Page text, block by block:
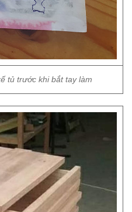
tủ trước khi bắt tay làm